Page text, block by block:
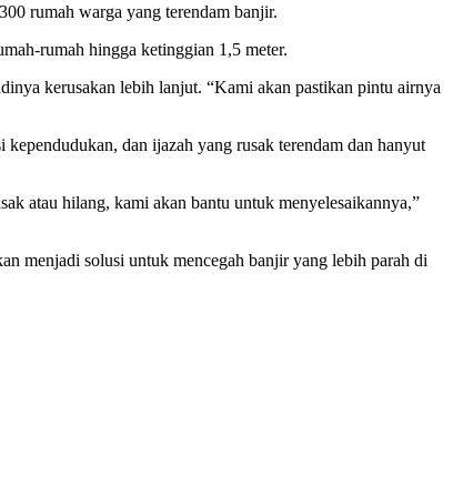
rumah warga yang terendam banjir.
rumah hingga ketinggian 1,5 meter.
kerusakan lebih lanjut. “Kami akan pastikan pintu airnya
dan ijazah yang rusak terendam dan hanyut
atau hilang, kami akan bantu untuk menyelesaikannya,”
menjadi solusi untuk mencegah banjir yang lebih parah di